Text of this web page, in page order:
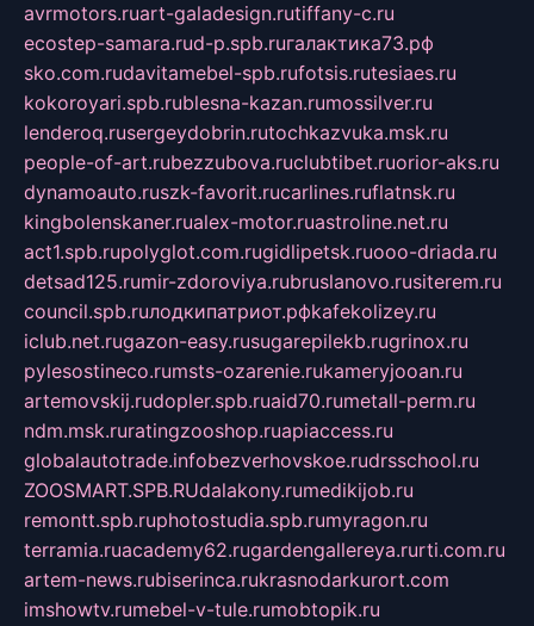
avrmotors.ruart-galadesign.rutiffany-c.ru
ecostep-samara.rud-p.spb.ruгалактика73.рф
sko.com.rudavitamebel-spb.rufotsis.rutesiaes.ru
kokoroyari.spb.rublesna-kazan.rumossilver.ru
lenderoq.rusergeydobrin.rutochkazvuka.msk.ru
people-of-art.rubezzubova.ruclubtibet.ruorior-aks.ru
dynamoauto.ruszk-favorit.rucarlines.ruflatnsk.ru
kingbolenskaner.rualex-motor.ruastroline.net.ru
act1.spb.rupolyglot.com.rugidlipetsk.ruooo-driada.ru
detsad125.rumir-zdoroviya.rubruslanovo.rusiterem.ru
council.spb.ruлодкипатриот.рфkafekolizey.ru
iclub.net.rugazon-easy.rusugarepilekb.rugrinox.ru
pylesostineco.rumsts-ozarenie.rukameryjooan.ru
artemovskij.rudopler.spb.ruaid70.rumetall-perm.ru
ndm.msk.ruratingzooshop.ruapiaccess.ru
globalautotrade.infobezverhovskoe.rudrsschool.ru
ZOOSMART.SPB.RUdalakony.rumedikijob.ru
remontt.spb.ruphotostudia.spb.rumyragon.ru
terramia.ruacademy62.rugardengallereya.rurti.com.ru
artem-news.rubiserinca.rukrasnodarkurort.com
imshowtv.rumebel-v-tule.rumobtopik.ru